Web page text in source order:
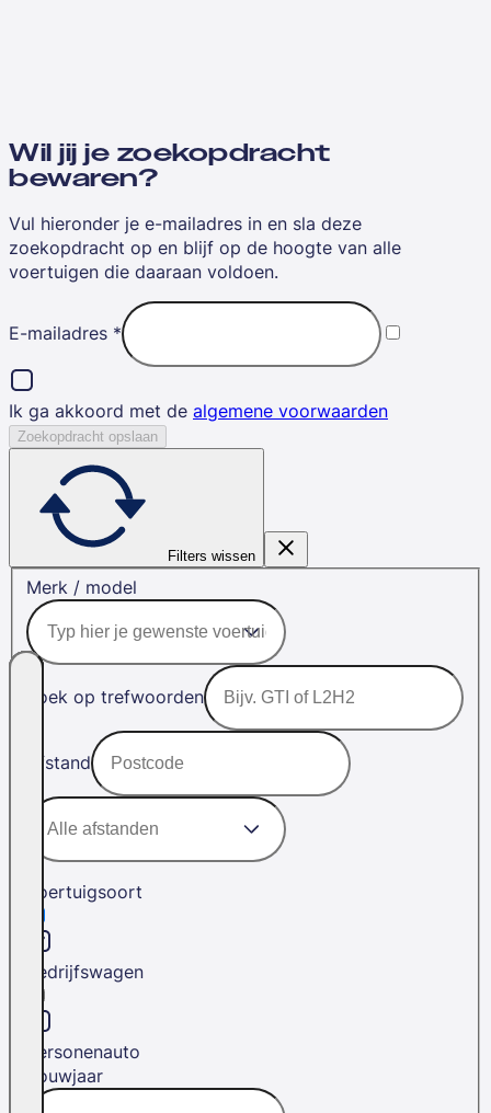
Wil jij je zoekopdracht
bewaren?
Vul hieronder je e-mailadres in en sla deze
zoekopdracht op en blijf op de hoogte van alle
voertuigen die daaraan voldoen.
E-mailadres *
Ik ga akkoord met de algemene voorwaarden
Zoekopdracht opslaan
Filters wissen
Merk / model
Zoek op trefwoorden
Afstand
Voertuigsoort
Bedrijfswagen
Personenauto
Bouwjaar